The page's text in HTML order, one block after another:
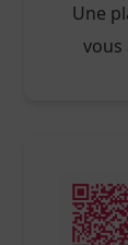
Une
vous